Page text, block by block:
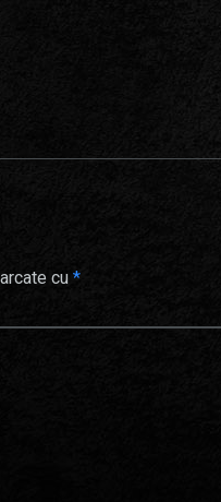
cu *